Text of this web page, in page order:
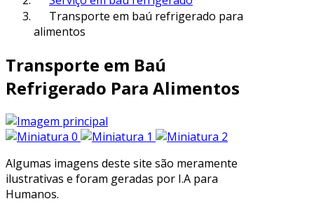
Transporte em baú refrigerado para
alimentos
Transporte em Baú
Refrigerado Para Alimentos
Algumas imagens deste site são meramente
ilustrativas e foram geradas por I.A para
Humanos.